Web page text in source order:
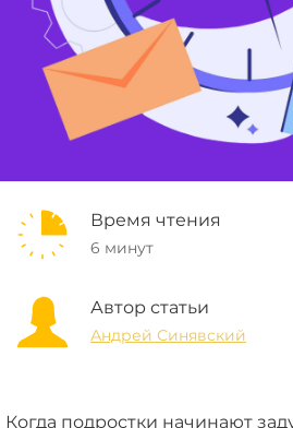
Время чтения
6 минут
Автор статьи
Андрей Синявский
Когда подростки начинают